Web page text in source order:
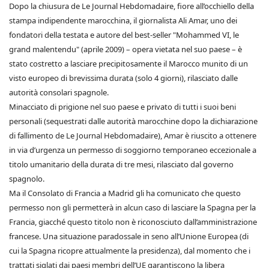
Dopo la chiusura de Le Journal Hebdomadaire, fiore all’occhiello della
stampa indipendente marocchina, il giornalista Ali Amar, uno dei
fondatori della testata e autore del best-seller "Mohammed VI, le
grand malentendu" (aprile 2009) – opera vietata nel suo paese – è
stato costretto a lasciare precipitosamente il Marocco munito di un
visto europeo di brevissima durata (solo 4 giorni), rilasciato dalle
autorità consolari spagnole.
Minacciato di prigione nel suo paese e privato di tutti i suoi beni
personali (sequestrati dalle autorità marocchine dopo la dichiarazione
di fallimento de Le Journal Hebdomadaire), Amar è riuscito a ottenere
in via d’urgenza un permesso di soggiorno temporaneo eccezionale a
titolo umanitario della durata di tre mesi, rilasciato dal governo
spagnolo.
Ma il Consolato di Francia a Madrid gli ha comunicato che questo
permesso non gli permetterà in alcun caso di lasciare la Spagna per la
Francia, giacché questo titolo non è riconosciuto dall’amministrazione
francese. Una situazione paradossale in seno all’Unione Europea (di
cui la Spagna ricopre attualmente la presidenza), dal momento che i
trattati siglati dai paesi membri dell’UE garantiscono la libera